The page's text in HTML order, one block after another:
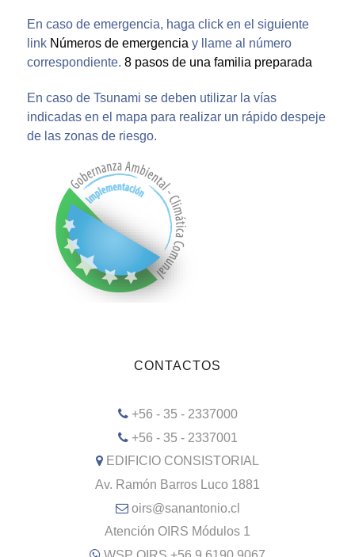
En caso de emergencia, haga click en el siguiente
link Números de emergencia y llame al número
correspondiente. 8 pasos de una familia preparada
En caso de Tsunami se deben utilizar la vías
indicadas en el mapa para realizar un rápido despeje
de las zonas de riesgo.
CONTACTOS
+56 - 35 - 2337000
+56 - 35 - 2337001
EDIFICIO CONSISTORIAL
Av. Ramón Barros Luco 1881
oirs@sanantonio.cl
Atención OIRS Módulos 1